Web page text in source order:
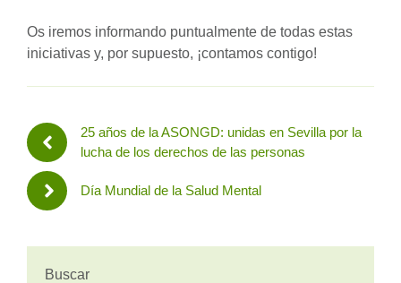
Os iremos informando puntualmente de todas estas
iniciativas y, por supuesto, ¡contamos contigo!
25 años de la ASONGD: unidas en Sevilla por la
lucha de los derechos de las personas
Día Mundial de la Salud Mental
Buscar